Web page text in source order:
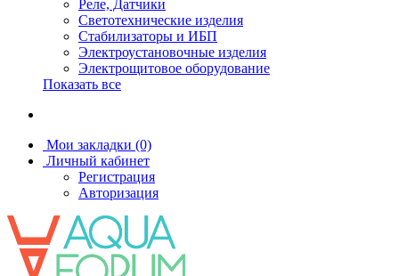
Реле, Датчики
Светотехнические изделия
Стабилизаторы и ИБП
Электроустановочные изделия
Электрощитовое оборудование
Показать все
Мои закладки (0)
Личный кабинет
Регистрация
Авторизация